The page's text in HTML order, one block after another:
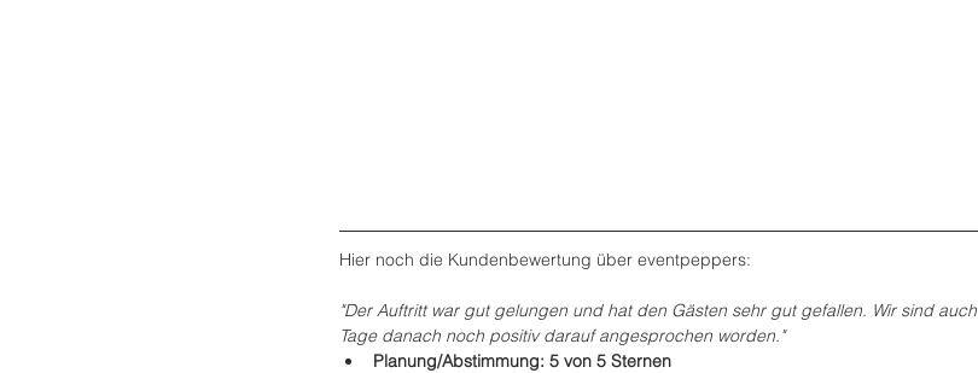
Hier noch die Kundenbewertung über eventpeppers:
"Der Auftritt war gut gelungen und hat den Gästen sehr gut gefallen. Wir sind auch
Tage danach noch positiv darauf angesprochen worden."
Planung/Abstimmung: 5 von 5 Sternen